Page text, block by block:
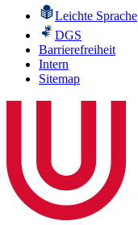
Leichte Sprache
DGS
Barrierefreiheit
Intern
Sitemap